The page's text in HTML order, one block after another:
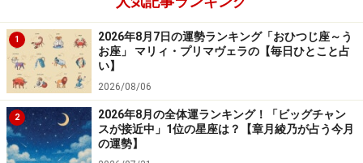
しい、やりやすい」など、事前に具体的なリクエストを
あげると誰かが反映してくれるでしょう。
7～8月は金運育成タイム。収入アップを目指す、お金の
勉強をするなど、器を広げて。
秋は旅行に運命の出会いが。愛は、秘密めいたデート
1
2026年8月7日の運勢ランキング「おひつじ座～う
お座」 マリィ・プリマヴェラの【毎日ひとこと占
い】
2026/08/06
2
2026年8月の全体運ランキング！「ビッグチャン
スが接近中」1位の星座は？【章月綾乃が占う今月
の運勢】